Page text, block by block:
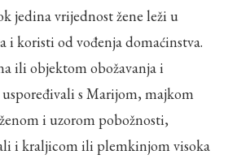
jedina vrijednost žene leži u
i koristi od vođenja domaćinstva.
ili objektom obožavanja i
s Marijom, majkom
i uzorom pobožnosti,
i kraljicom ili plemkinjom visoka